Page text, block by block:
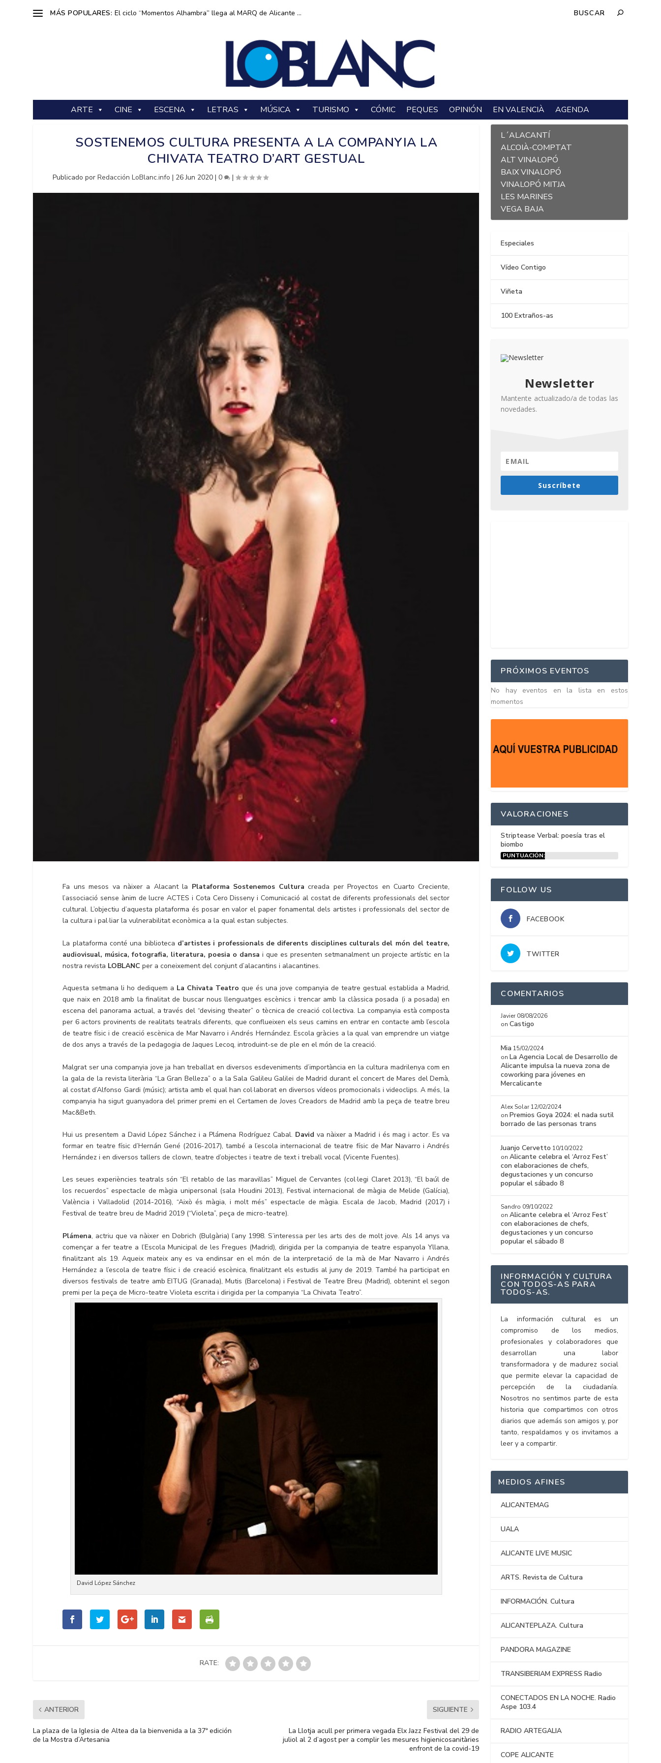
MÁS POPULARES: El ciclo “Momentos Alhambra” llega al MARQ de Alicante ...
ARTE CINE ESCENA LETRAS MÚSICA TURISMO CÓMIC PEQUES OPINIÓN EN VALENCIÀ AGENDA
SOSTENEMOS CULTURA PRESENTA A LA COMPANYIA LA
CHIVATA TEATRO D’ART GESTUAL
Publicado porRedacción LoBlanc.info | 26 Jun 2020 |0 |
Fa uns mesos va nàixer a Alacant la Plataforma Sostenemos Cultura creada per Proyectos en Cuarto Creciente,
l’associació sense ànim de lucre ACTES i Cota Cero Disseny i Comunicació al costat de diferents professionals del sector
cultural. L’objectiu d’aquesta plataforma és posar en valor el paper fonamental dels artistes i professionals del sector de
la cultura i pal·liar la vulnerabilitat econòmica a la qual estan subjectes.
La plataforma conté una biblioteca d’artistes i professionals de diferents disciplines culturals del món del teatre,
audiovisual, música, fotografia, literatura, poesia o dansa i que es presenten setmanalment un projecte artístic en la
nostra revista LOBLANC per a coneixement del conjunt d’alacantins i alacantines.
Aquesta setmana li ho dediquem a La Chivata Teatro que és una jove companyia de teatre gestual establida a Madrid,
que naix en 2018 amb la finalitat de buscar nous llenguatges escènics i trencar amb la clàssica posada (i a posada) en
escena del panorama actual, a través del “devising theater” o tècnica de creació col·lectiva. La companyia està composta
per 6 actors provinents de realitats teatrals diferents, que conflueixen els seus camins en entrar en contacte amb l’escola
de teatre físic i de creació escènica de Mar Navarro i Andrés Hernández. Escola gràcies a la qual van emprendre un viatge
de dos anys a través de la pedagogia de Jaques Lecoq, introduint-se de ple en el món de la creació.
Malgrat ser una companyia jove ja han treballat en diversos esdeveniments d’importància en la cultura madrilenya com en
la gala de la revista literària “La Gran Belleza” o a la Sala Galileu Galilei de Madrid durant el concert de Mares del Demà,
al costat d’Alfonso Gardi (músic); artista amb el qual han col·laborat en diversos vídeos promocionals i videoclips. A més, la
companyia ha sigut guanyadora del primer premi en el Certamen de Joves Creadors de Madrid amb la peça de teatre breu
Mac&Beth.
Hui us presentem a David López Sánchez i a Plámena Rodríguez Cabal. David va nàixer a Madrid i és mag i actor. Es va
formar en teatre físic d’Hernán Gené (2016-2017), també a l’escola internacional de teatre físic de Mar Navarro i Andrés
Hernández i en diversos tallers de clown, teatre d’objectes i teatre de text i treball vocal (Vicente Fuentes).
Les seues experiències teatrals són “El retablo de las maravillas” Miguel de Cervantes (col·legi Claret 2013), “El baúl de
los recuerdos” espectacle de màgia unipersonal (sala Houdini 2013), Festival internacional de màgia de Melide (Galícia),
València i Valladolid (2014-2016), “Això és màgia, i molt més” espectacle de màgia. Escala de Jacob, Madrid (2017) i
Festival de teatre breu de Madrid 2019 (“Violeta”, peça de micro-teatre).
Plámena, actriu que va nàixer en Dobrich (Bulgària) l’any 1998. S’interessa per les arts des de molt jove. Als 14 anys va
començar a fer teatre a l’Escola Municipal de les Fregues (Madrid), dirigida per la companyia de teatre espanyola Yllana,
finalitzant als 19. Aqueix mateix any es va endinsar en el món de la interpretació de la mà de Mar Navarro i Andrés
Hernández a l’escola de teatre físic i de creació escènica, finalitzant els estudis al juny de 2019. També ha participat en
diversos festivals de teatre amb EITUG (Granada), Mutis (Barcelona) i Festival de Teatre Breu (Madrid), obtenint el segon
premi per la peça de Micro-teatre Violeta escrita i dirigida per la companyia “La Chivata Teatro”.
David López Sánchez
RATE:
ANTERIOR
La plaza de la Iglesia de Altea da la bienvenida a la 37ª edición
de la Mostra d’Artesania
SIGUIENTE
La Llotja acull per primera vegada Elx Jazz Festival del 29 de
juliol al 2 d’agost per a complir les mesures higienicosanitàries
enfront de la covid-19
L´ALACANTÍ
ALCOIÀ-COMPTAT
ALT VINALOPÓ
BAIX VINALOPÓ
VINALOPÓ MITJA
LES MARINES
VEGA BAJA
Especiales
Vídeo Contigo
Viñeta
100 Extraños-as
Newsletter
Mantente actualizado/a de todas las
novedades.
Suscríbete
PRÓXIMOS EVENTOS
No hay eventos en la lista en estos
momentos
VALORACIONES
Striptease Verbal: poesía tras el
biombo
PUNTUACIÓN:
FOLLOW US
FACEBOOK
TWITTER
COMENTARIOS
Javier 08/08/2026
onCastigo
Mia 15/02/2024
on La Agencia Local de Desarrollo de
Alicante impulsa la nueva zona de
coworking para jóvenes en
Mercalicante
Alex Solar 12/02/2024
on Premios Goya 2024: el nada sutil
borrado de las personas trans
Juanjo Cervetto 10/10/2022
onAlicante celebra el ‘Arroz Fest’
con elaboraciones de chefs,
degustaciones y un concurso
popular el sábado 8
Sandro 09/10/2022
onAlicante celebra el ‘Arroz Fest’
con elaboraciones de chefs,
degustaciones y un concurso
popular el sábado 8
INFORMACIÓN Y CULTURA
CON TODOS-AS PARA
TODOS-AS.
La información cultural es un
compromiso de los medios,
profesionales y colaboradores que
desarrollan una labor
transformadora y de madurez social
que permite elevar la capacidad de
percepción de la ciudadanía.
Nosotros no sentimos parte de esta
historia que compartimos con otros
diarios que además son amigos y, por
tanto, respaldamos y os invitamos a
leer y a compartir.
MEDIOS AFINES
ALICANTEMAG
UALA
ALICANTE LIVE MUSIC
ARTS. Revista de Cultura
INFORMACIÓN. Cultura
ALICANTEPLAZA. Cultura
PANDORA MAGAZINE
TRANSIBERIAM EXPRESS Radio
CONECTADOS EN LA NOCHE. Radio
Aspe 103.4
RADIO ARTEGALIA
COPE ALICANTE